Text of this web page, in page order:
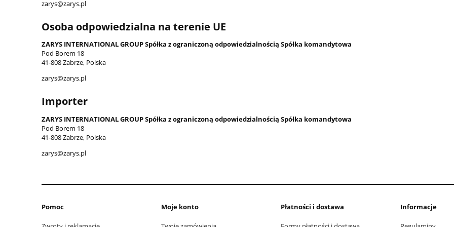
zarys@zarys.pl
Osoba odpowiedzialna na terenie UE
ZARYS INTERNATIONAL GROUP Spółka z ograniczoną odpowiedzialnością Spółka komandytowa
Pod Borem 18
41-808 Zabrze, Polska
zarys@zarys.pl
Importer
ZARYS INTERNATIONAL GROUP Spółka z ograniczoną odpowiedzialnością Spółka komandytowa
Pod Borem 18
41-808 Zabrze, Polska
zarys@zarys.pl
Pomoc Moje konto Płatności i dostawa Informacje